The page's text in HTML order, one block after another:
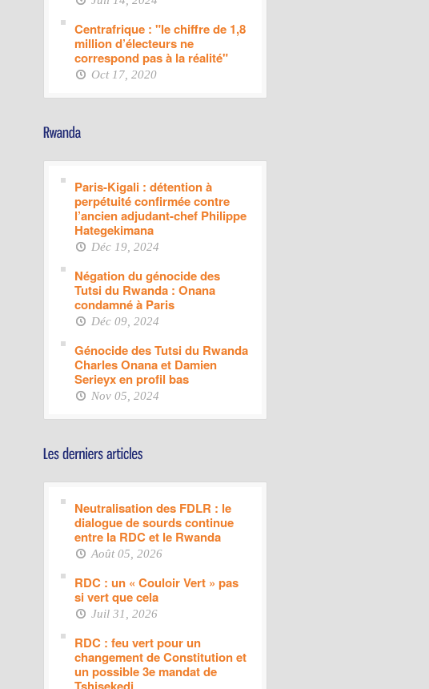
Centrafrique : "le chiffre de 1,8
million d’électeurs ne
correspond pas à la réalité"
Oct 17, 2020
Paris-Kigali : détention à
perpétuité confirmée contre
l’ancien adjudant-chef Philippe
Hategekimana
Déc 19, 2024
Négation du génocide des
Tutsi du Rwanda : Onana
condamné à Paris
Déc 09, 2024
Génocide des Tutsi du Rwanda
Charles Onana et Damien
Serieyx en profil bas
Nov 05, 2024
Neutralisation des FDLR : le
dialogue de sourds continue
entre la RDC et le Rwanda
Août 05, 2026
RDC : un « Couloir Vert » pas
si vert que cela
Juil 31, 2026
RDC : feu vert pour un
changement de Constitution et
un possible 3e mandat de